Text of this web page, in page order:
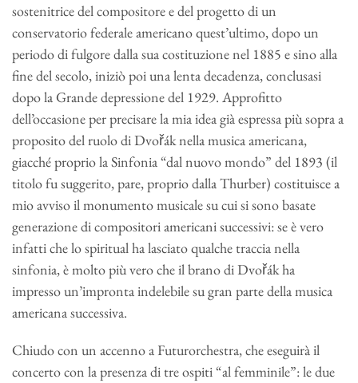
sostenitrice del compositore e del progetto di un
conservatorio federale americano quest’ultimo, dopo un
periodo di fulgore dalla sua costituzione nel 1885 e sino alla
fine del secolo, iniziò poi una lenta decadenza, conclusasi
dopo la Grande depressione del 1929. Approfitto
dell’occasione per precisare la mia idea già espressa più sopra a
proposito del ruolo di Dvořák nella musica americana,
giacché proprio la Sinfonia “dal nuovo mondo” del 1893 (il
titolo fu suggerito, pare, proprio dalla Thurber) costituisce a
mio avviso il monumento musicale su cui si sono basate
generazione di compositori americani successivi: se è vero
infatti che lo spiritual ha lasciato qualche traccia nella
sinfonia, è molto più vero che il brano di Dvořák ha
impresso un’impronta indelebile su gran parte della musica
americana successiva.
Chiudo con un accenno a Futurorchestra, che eseguirà il
concerto con la presenza di tre ospiti “al femminile”: le due